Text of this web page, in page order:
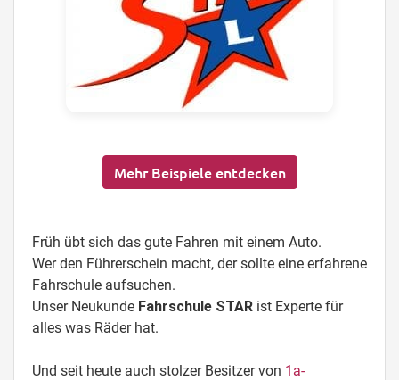
Mehr Beispiele entdecken
Früh übt sich das gute Fahren mit einem Auto.
Wer den Führerschein macht, der sollte eine erfahrene
Fahrschule aufsuchen.
Unser Neukunde Fahrschule STAR ist Experte für
alles was Räder hat.
Und seit heute auch stolzer Besitzer von 1a-